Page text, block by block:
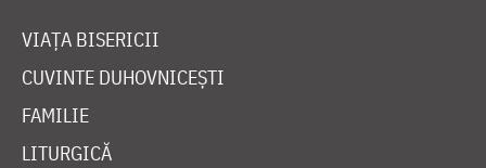
VIAȚA BISERICII
CUVINTE DUHOVNICEȘTI
FAMILIE
LITURGICĂ